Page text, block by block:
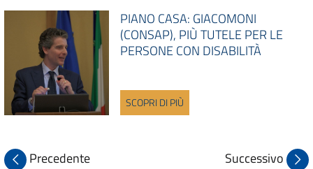
PIANO CASA: GIACOMONI
(CONSAP), PIÙ TUTELE PER LE
PERSONE CON DISABILITÀ
SCOPRI DI PIÙ
Precedente Successivo